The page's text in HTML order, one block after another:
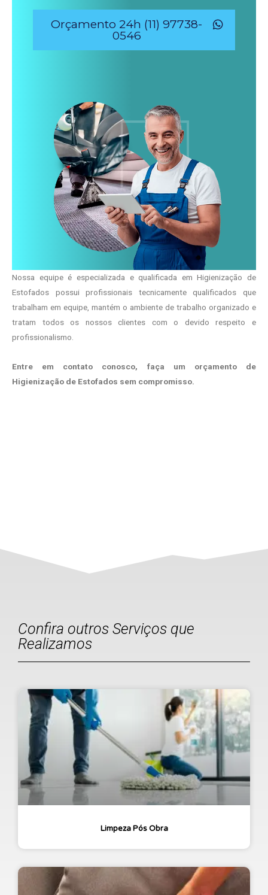
Orçamento 24h (11) 97738-
0546
Nossa equipe é especializada e qualificada em Higienização de
Estofados possui profissionais tecnicamente qualificados que
trabalham em equipe, mantém o ambiente de trabalho organizado e
tratam todos os nossos clientes com o devido respeito e
profissionalismo.
Entre em contato conosco, faça um orçamento de
Higienização de Estofados sem compromisso.
Confira outros Serviços que
Realizamos
Limpeza Pós Obra